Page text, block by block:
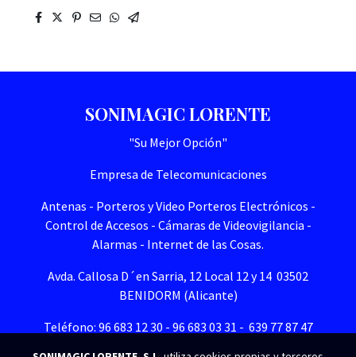
SONIMAGIC LORENTE
"Su Mejor Opción"
Empresa de Telecomunicaciones
Antenas - Porteros y Video Porteros Electrónicos -
Control de Accesos - Cámaras de Videovigilancia -
Alarmas - Internet de las Cosas.
Avda. Callosa D´en Sarria, 12 Local 12 y 14 03502
BENIDORM (Alicante)
Teléfono: 96 683 12 30 - 96 683 03 31 - 639 77 87 47